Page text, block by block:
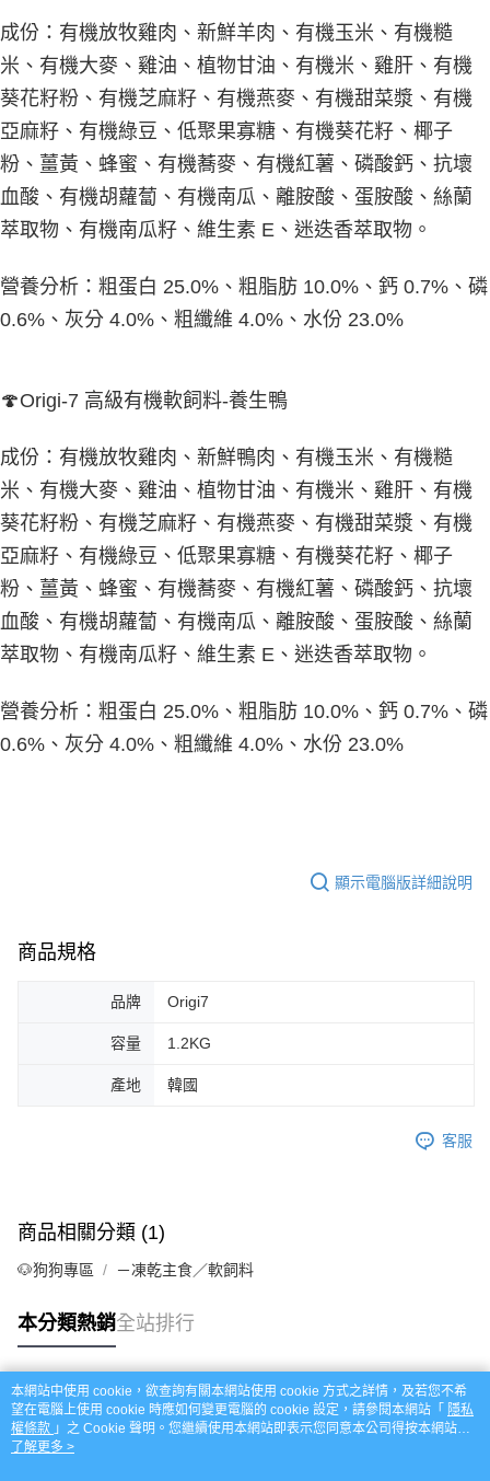
成份：有機放牧雞肉、新鮮羊肉、有機玉米、有機糙
米、有機大麥、雞油、植物甘油、有機米、雞肝、有機
葵花籽粉、有機芝麻籽、有機燕麥、有機甜菜漿、有機
亞麻籽、有機綠豆、低聚果寡糖、有機葵花籽、椰子
粉、薑黃、蜂蜜、有機蕎麥、有機紅薯、磷酸鈣、抗壞
血酸、有機胡蘿蔔、有機南瓜、離胺酸、蛋胺酸、絲蘭
萃取物、有機南瓜籽、維生素 E、迷迭香萃取物。
營養分析：粗蛋白 25.0%、粗脂肪 10.0%、鈣 0.7%、磷
0.6%、灰分 4.0%、粗纖維 4.0%、水份 23.0%
🍄Origi-7 高級有機軟飼料-養生鴨
成份：有機放牧雞肉、新鮮鴨肉、有機玉米、有機糙
米、有機大麥、雞油、植物甘油、有機米、雞肝、有機
葵花籽粉、有機芝麻籽、有機燕麥、有機甜菜漿、有機
亞麻籽、有機綠豆、低聚果寡糖、有機葵花籽、椰子
粉、薑黃、蜂蜜、有機蕎麥、有機紅薯、磷酸鈣、抗壞
血酸、有機胡蘿蔔、有機南瓜、離胺酸、蛋胺酸、絲蘭
萃取物、有機南瓜籽、維生素 E、迷迭香萃取物。
營養分析：粗蛋白 25.0%、粗脂肪 10.0%、鈣 0.7%、磷
0.6%、灰分 4.0%、粗纖維 4.0%、水份 23.0%
顯示電腦版詳細說明
商品規格
品牌 Origi7
容量 1.2KG
產地 韓國
客服
商品相關分類 (1)
🐶狗狗專區 －凍乾主食／軟飼料
本分類熱銷全站排行
熱門標籤
本網站中使用 cookie，欲查詢有關本網站使用 cookie 方式之詳情，及若您不希
望在電腦上使用 cookie 時應如何變更電腦的 cookie 設定，請參閱本網站「 隱私
權條款 」之 Cookie 聲明。您繼續使用本網站即表示您同意本公司得按本網站使
用條款之 Cookie 聲明使用 cookie。
了解更多 >